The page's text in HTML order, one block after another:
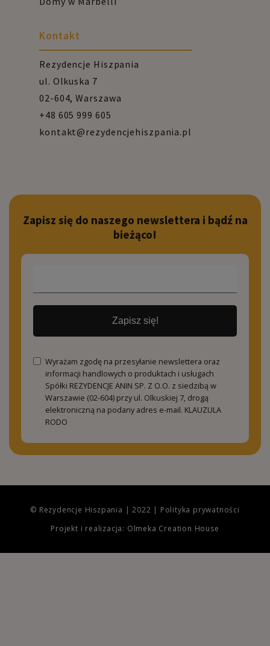
Kontakt
Rezydencje Hiszpania
ul. Olkuska 7
02-604, Warszawa
+48 605 999 605
kontakt@rezydencjehiszpania.pl
Zapisz się do naszego newslettera i bądź na
bieżąco!
Zapisz się!
Wyrażam zgodę na przesyłanie newslettera oraz
informacji handlowych o produktach i usługach
Spółki REZYDENCJE ANIN SP. Z O.O. z siedzibą w
Warszawie (02-604) przy ul. Olkuskiej 7, drogą
elektroniczną na podany adres e-mail. KLAUZULA
RODO
© Rezydencje Hiszpania | 2022 | Polityka prywatności
Projekt i realizacja: Olmeka Creation House